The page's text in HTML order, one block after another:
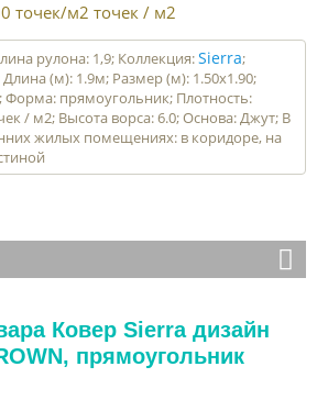
точек/м2 точек / м2
рулона: 1,9; Коллекция:Sierra;
(м): 1.9м; Размер (м): 1.50x1.90;
Форма: прямоугольник; Плотность:
/ м2; Высота ворса: 6.0; Основа: Джут; В
жилых помещениях: в коридоре, на
Ковер Sierra дизайн
прямоугольник